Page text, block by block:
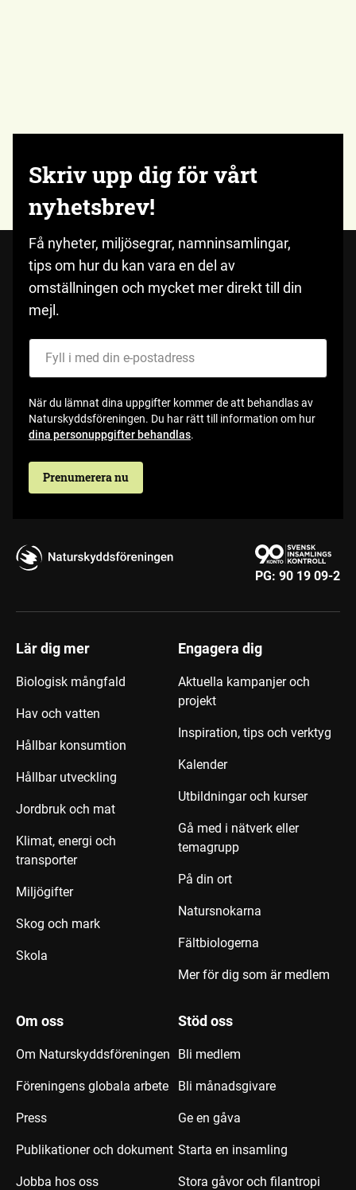
Skriv upp dig för vårt
nyhetsbrev!
Få nyheter, miljösegrar, namninsamlingar,
tips om hur du kan vara en del av
omställningen och mycket mer direkt till din
mejl.
När du lämnat dina uppgifter kommer de att behandlas av
Naturskyddsföreningen. Du har rätt till information om hur
dina personuppgifter behandlas.
Prenumerera nu
PG: 90 19 09-2
Lär dig mer
Biologisk mångfald
Hav och vatten
Hållbar konsumtion
Hållbar utveckling
Jordbruk och mat
Klimat, energi och
transporter
Miljögifter
Skog och mark
Skola
Engagera dig
Aktuella kampanjer och
projekt
Inspiration, tips och verktyg
Kalender
Utbildningar och kurser
Gå med i nätverk eller
temagrupp
På din ort
Natursnokarna
Fältbiologerna
Mer för dig som är medlem
Om oss
Om Naturskyddsföreningen
Föreningens globala arbete
Press
Publikationer och dokument
Jobba hos oss
Stöd oss
Bli medlem
Bli månadsgivare
Ge en gåva
Starta en insamling
Stora gåvor och filantropi